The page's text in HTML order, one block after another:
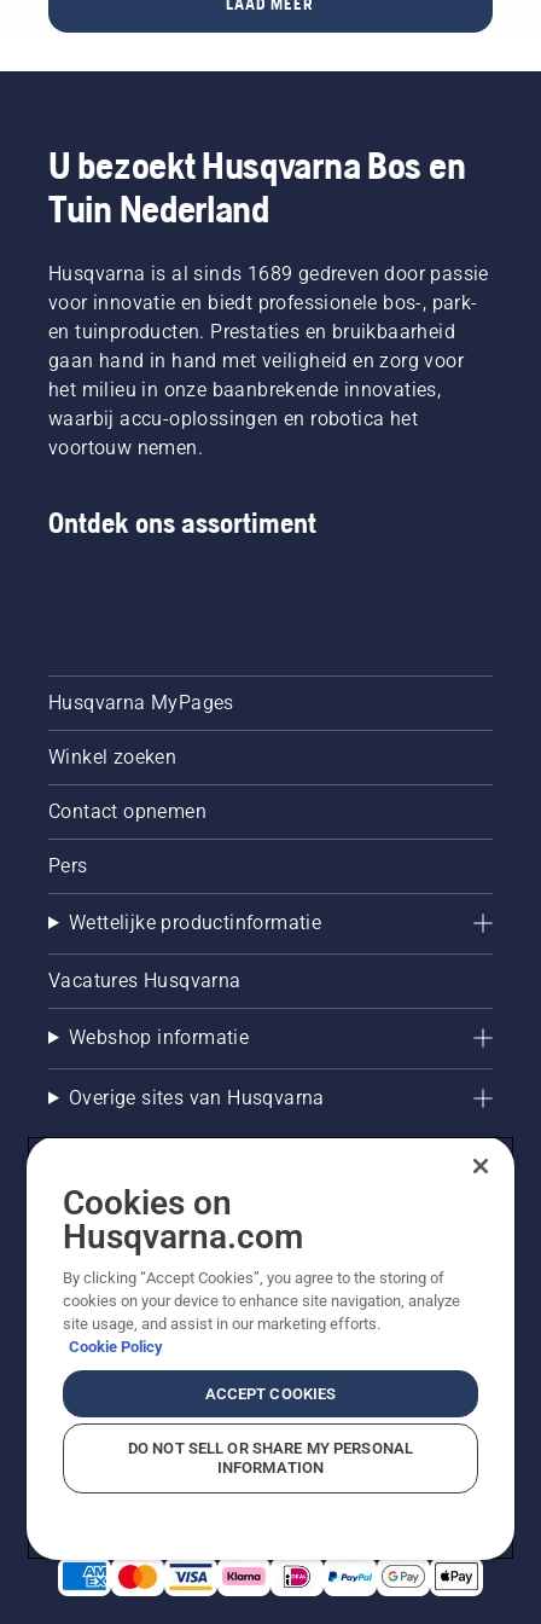
U bezoekt Husqvarna Bos en
Tuin Nederland
Husqvarna is al sinds 1689 gedreven door passie
voor innovatie en biedt professionele bos-, park-
en tuinproducten. Prestaties en bruikbaarheid
gaan hand in hand met veiligheid en zorg voor
het milieu in onze baanbrekende innovaties,
waarbij accu-oplossingen en robotica het
voortouw nemen.
Ontdek ons assortiment
Husqvarna MyPages
Winkel zoeken
Contact opnemen
Pers
Wettelijke productinformatie
Vacatures Husqvarna
Webshop informatie
Overige sites van Husqvarna
© Husqvarna AB (publ). Alle rechten voorbehouden. De
getoonde prijzen zijn consumentenadviesprijzen. Alle
vermelde prijzen zijn adviesverkoopprijzen (incl. BTW),
tenzij het product beschikbaar is voor directe aankoop.
CookiebeleidGebruiksvoorwaarden Privacyverklaring
Bedrijfsgegevens Report Suspected Violations
Cookies on
Husqvarna.com
By clicking “Accept Cookies”, you agree to the storing of
cookies on your device to enhance site navigation, analyze
site usage, and assist in our marketing efforts.
Cookie Policy
ACCEPT COOKIES
DO NOT SELL OR SHARE MY PERSONAL
INFORMATION